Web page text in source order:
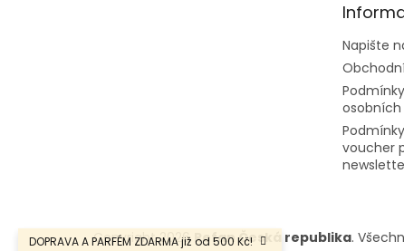
DOPRAVA A PARFÉM ZDARMA již od 500 Kč!
Napište
osobních
voucher
Copyright 2026 Refan Česká republika.